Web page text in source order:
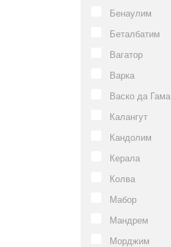
Бенаулим
Беталбатим
Вагатор
Варка
Васко да Гама
Калангут
Кандолим
Керала
Колва
Мабор
Мандрем
Морджим